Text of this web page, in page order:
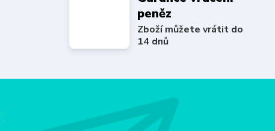
peněz
Zboží můžete vrátit do
14 dnů